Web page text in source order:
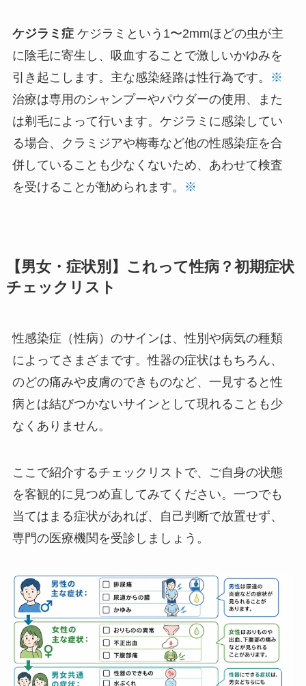
ケジラミ症ケジラミという1〜2mmほどの虫が主
に陰毛に寄生し、吸血することで激しいかゆみを
引き起こします。主な感染経路は性行為です。
※
治療は専用のシャンプーやパウダーの使用、また
は剃毛によって行います。ケジラミに感染してい
る場合、クラミジアや梅毒など他の性感染症を合
併していることも少なくないため、あわせて検査
を受けることが勧められます。
※
【男女・症状別】これって性病？初期症状
チェックリスト
性感染症（性病）のサインは、性別や病気の種類
によってさまざまです。性器の症状はもちろん、
のどの痛みや皮膚のできものなど、一見すると性
病とは結びつかないサインとして現れることも少
なくありません。
ここで紹介するチェックリストで、ご自身の状態
を客観的に見つめ直してみてください。一つでも
当てはまる症状があれば、自己判断で放置せず、
専門の医療機関を受診しましょう。